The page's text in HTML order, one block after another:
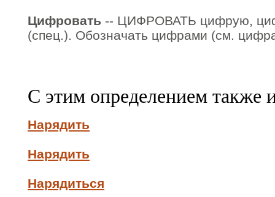
Цифровать -- ЦИФРОВАТЬ цифрую,
(спец.). Обозначать цифрами (см.
С этим определением также
Нарядить
Нарядить
Нарядиться